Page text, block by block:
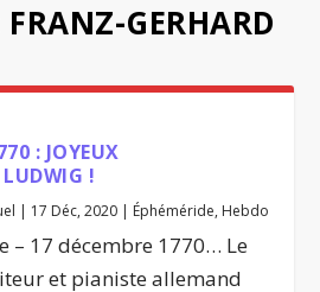
FRANZ-GERHARD
: JOYEUX
!
| 17 Déc, 2020 | Éphéméride, Hebdo
– 17 décembre 1770… Le
et pianiste allemand